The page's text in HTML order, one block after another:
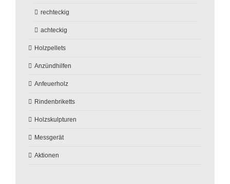
rechteckig
achteckig
Holzpellets
Anzündhilfen
Anfeuerholz
Rindenbriketts
Holzskulpturen
Messgerät
Aktionen